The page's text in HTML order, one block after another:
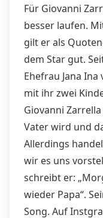
Für Giovanni
besser laufen.
gilt er als
dem Star gut.
Ehefrau Jana
mit ihr zwei
Giovanni
Vater wird und
Allerdings
wir es uns
schreibt er:
wieder Papa“.
Song. Auf